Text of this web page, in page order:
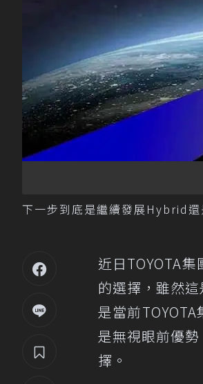
下一步到底是繼續發展Hybrid
近日TOYOTA集
的選擇，雖然
是當前
是無視眼前優
擇。